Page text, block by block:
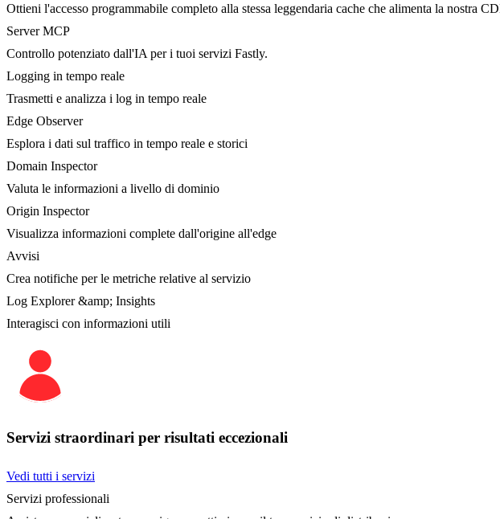
Ottieni l'accesso programmabile completo alla stessa leggendaria cache che alimenta la nostra
Server MCP
Controllo potenziato dall'IA per i tuoi servizi Fastly.
Logging in tempo reale
Trasmetti e analizza i log in tempo reale
Edge Observer
Esplora i dati sul traffico in tempo reale e storici
Domain Inspector
Valuta le informazioni a livello di dominio
Origin Inspector
Visualizza informazioni complete dall'origine all'edge
Avvisi
Crea notifiche per le metriche relative al servizio
Log Explorer &amp; Insights
Interagisci con informazioni utili
Servizi straordinari per risultati eccezionali
Vedi tutti i servizi
Servizi professionali